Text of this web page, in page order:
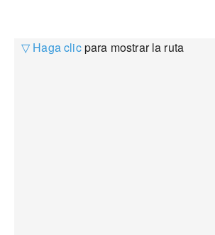
▽ Haga clicpara mostrar la ruta